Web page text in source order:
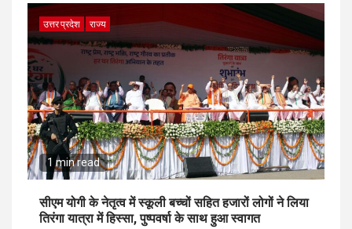
उत्तर प्रदेश राज्य
1 min read
सीएम योगी के नेतृत्व में स्कूली बच्चों सहित हजारों लोगों ने लिया
तिरंगा यात्रा में हिस्सा, पुष्पवर्षा के साथ हुआ स्वागत